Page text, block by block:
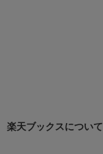
楽天ブックスについて